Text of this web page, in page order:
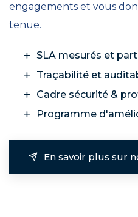
engagements et vous
tenue.
SLA mesurés et
Traçabilité et
Cadre sécurité &
Programme
En savoir plus sur